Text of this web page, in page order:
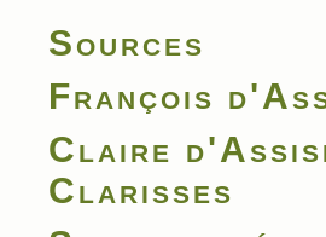
Sources
François
Claire
Clarisses